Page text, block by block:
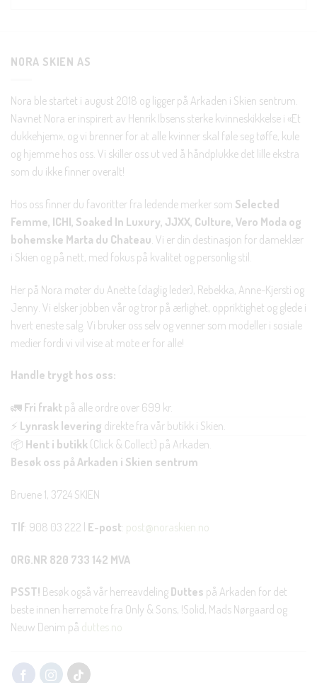
NORA SKIEN AS
Nora ble startet i august 2018 og ligger på Arkaden i Skien sentrum.
Navnet Nora er inspirert av Henrik Ibsens sterke kvinneskikkelse i «Et
dukkehjem», og vi brenner for at alle kvinner skal føle seg tøffe, kule
og hjemme hos oss. Vi skiller oss ut ved å håndplukke det lille ekstra
som du ikke finner overalt!
Hos oss finner du favoritter fra ledende merker som Selected
Femme, ICHI, Soaked In Luxury, JJXX, Culture, Vero Moda og
bohemske Marta du Chateau . Vi er din destinasjon for dameklær
i Skien og på nett, med fokus på kvalitet og personlig stil.
Her på Nora møter du Anette (daglig leder), Rebekka, Anne-Kjersti og
Jenny. Vi elsker jobben vår og tror på ærlighet, oppriktighet og glede i
hvert eneste salg. Vi bruker oss selv og venner som modeller i sosiale
medier fordi vi vil vise at mote er for alle!
Handle trygt hos oss:
🚛 Fri frakt på alle ordre over 699 kr.
⚡ Lynrask levering direkte fra vår butikk i Skien.
📦 Hent i butikk (Click & Collect) på Arkaden.
Besøk oss på Arkaden i Skien sentrum
Bruene 1, 3724 SKIEN
Tlf: 908 03 222 | E-post: post@noraskien.no
ORG.NR 820 733 142 MVA
PSST! Besøk også vår herreavdeling Duttes på Arkaden for det
beste innen herremote fra Only & Sons, !Solid, Mads Nørgaard og
Neuw Denim på duttes.no
rabatt på din første handel og eksklusive fordeler rett i lomma.
JA, HENT MIN RABATTKODE!